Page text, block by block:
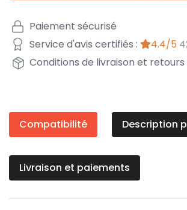
Paiement sécurisé
Service d'avis certifiés :
4.4/5
Conditions de livraison et retours
Compatibilité Description
Livraison et paiements